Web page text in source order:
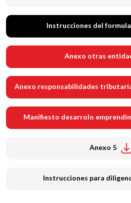
Instrucciones del
Anexo otras
Anexo responsabilidades
Manifiesto desarrolo
Anexo 5
Instrucciones para